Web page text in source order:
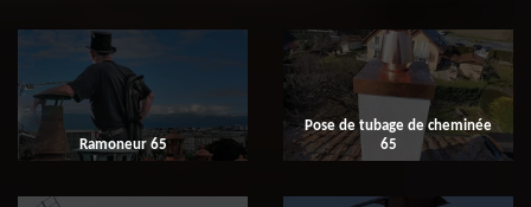
Ramoneur 65
Pose de tubage de cheminée
65